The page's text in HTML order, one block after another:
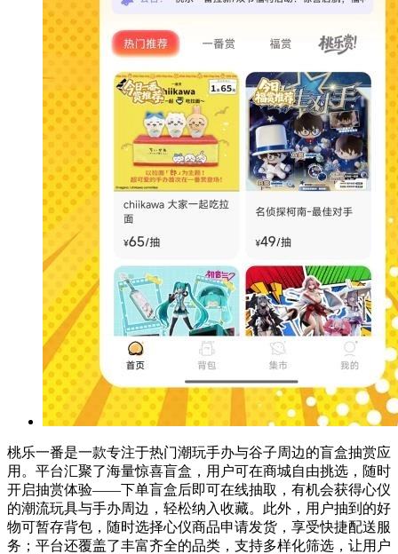
桃乐一番是一款专注于热门潮玩手办与谷子周边的盲盒抽赏应
用。平台汇聚了海量惊喜盲盒，用户可在商城自由挑选，随时
开启抽赏体验——下单盲盒后即可在线抽取，有机会获得心仪
的潮流玩具与手办周边，轻松纳入收藏。此外，用户抽到的好
物可暂存背包，随时选择心仪商品申请发货，享受快捷配送服
务；平台还覆盖了丰富齐全的品类，支持多样化筛选，让用户